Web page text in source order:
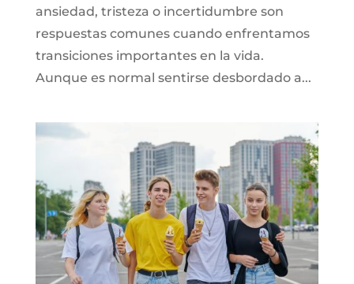
ansiedad, tristeza o incertidumbre son
respuestas comunes cuando enfrentamos
transiciones importantes en la vida.
Aunque es normal sentirse desbordado a...